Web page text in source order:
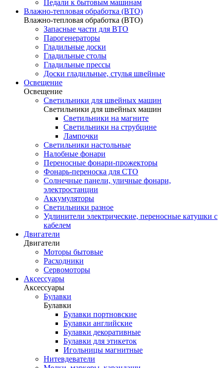
Педали к бытовым машинам
Влажно-тепловая обработка (ВТО)
Влажно-тепловая обработка (ВТО)
Запасные части для ВТО
Парогенераторы
Гладильные доски
Гладильные столы
Гладильные прессы
Доски гладильные, стулья швейные
Освещение
Освещение
Светильники для швейных машин
Светильники для швейных машин
Светильники на магните
Светильники на струбцине
Лампочки
Светильники настольные
Налобные фонари
Переносные фонари-прожекторы
Фонарь-переноска для СТО
Солнечные панели, уличные фонари,
электростанции
Аккумуляторы
Светильники разное
Удлинители электрические, переносные катушки с
кабелем
Двигатели
Двигатели
Моторы бытовые
Расходники
Сервомоторы
Аксессуары
Аксессуары
Булавки
Булавки
Булавки портновские
Булавки английские
Булавки декоративные
Булавки для этикеток
Игольницы магнитные
Нитевдеватели